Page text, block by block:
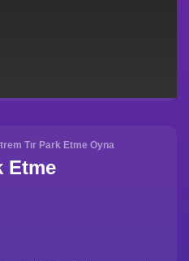
Tır Park Etme Oyna
Etme